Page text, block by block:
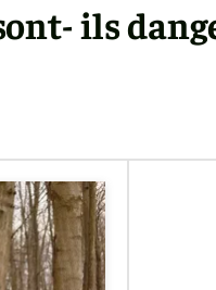
ils